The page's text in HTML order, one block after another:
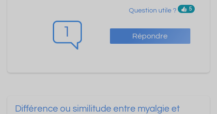
1 Répondre
Question utile ? 5
Différence ou similitude entre myalgie et